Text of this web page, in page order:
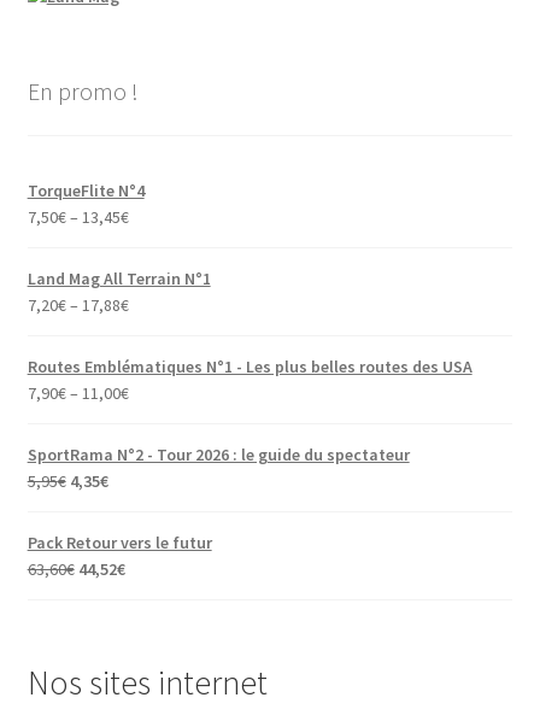
En promo !
TorqueFlite N°4
7,50€– 13,45€
Land Mag All Terrain N°1
7,20€– 17,88€
Routes Emblématiques N°1 - Les plus belles routes des USA
7,90€– 11,00€
SportRama N°2 - Tour 2026 : le guide du spectateur
5,95€ Le
initial
était :
5,95€.
4,35€Le
est :
Pack Retour vers le futur
63,60€ Le
63,60€.
44,52€Le
44,52€.
Nos sites internet